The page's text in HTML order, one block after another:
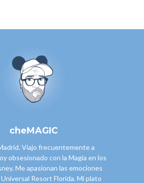
cheMAGIC
Viajo frecuentemente a
obsesionado con la Magia en los
Me apasionan las emociones
Resort Florida. Mi plato